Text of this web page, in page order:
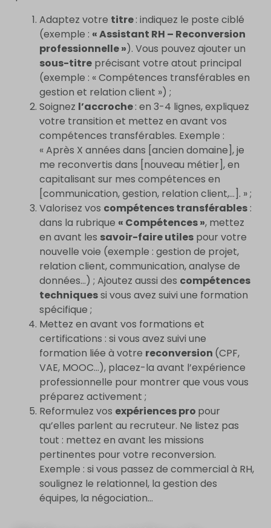
Adaptez votre titre: indiquez le poste ciblé
(exemple : « Assistant RH – Reconversion
professionnelle »). Vous pouvez ajouter un
sous-titre précisant votre atout principal
(exemple : « Compétences transférables en
gestion et relation client ») ;
Soignez l’accroche: en 3-4 lignes, expliquez
votre transition et mettez en avant vos
compétences transférables. Exemple :
« Après X années dans [ancien domaine], je
me reconvertis dans [nouveau métier], en
capitalisant sur mes compétences en
[communication, gestion, relation client,…]. » ;
Valorisez vos compétences transférables :
dans la rubrique « Compétences », mettez
en avant les savoir-faire utiles pour votre
nouvelle voie (exemple : gestion de projet,
relation client, communication, analyse de
données…) ; Ajoutez aussi des compétences
techniquessi vous avez suivi une formation
spécifique ;
Mettez en avant vos formations et
certifications : si vous avez suivi une
formation liée à votre reconversion (CPF,
VAE, MOOC…), placez-la avant l’expérience
professionnelle pour montrer que vous vous
préparez activement ;
Reformulez vos expériences pro pour
qu’elles parlent au recruteur. Ne listez pas
tout : mettez en avant les missions
pertinentes pour votre reconversion.
Exemple : si vous passez de commercial à RH,
soulignez le relationnel, la gestion des
équipes, la négociation…